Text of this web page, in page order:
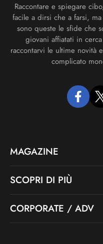
Raccontare e spiegare
facile a dirsi che a farsi,
sono queste le sfide che
giovani affiatati in
raccontarvi le ultime novità
complicato
MAGAZINE
SCOPRI DI PIÙ
CORPORATE / ADV